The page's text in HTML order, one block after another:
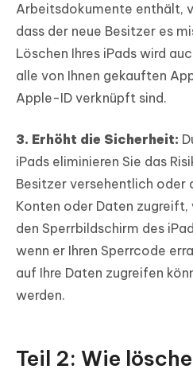
Arbeitsdokumente enthält,
dass der neue Besitzer es
Löschen Ihres iPads wird
alle von Ihnen gekauften
Apple-ID verknüpft sind.
3. Erhöht die Sicherheit:
iPads eliminieren Sie das
Besitzer versehentlich oder
Konten oder Daten zugreift,
den Sperrbildschirm des
wenn er Ihren Sperrcode
auf Ihre Daten zugreifen
werden.
Teil 2: Wie